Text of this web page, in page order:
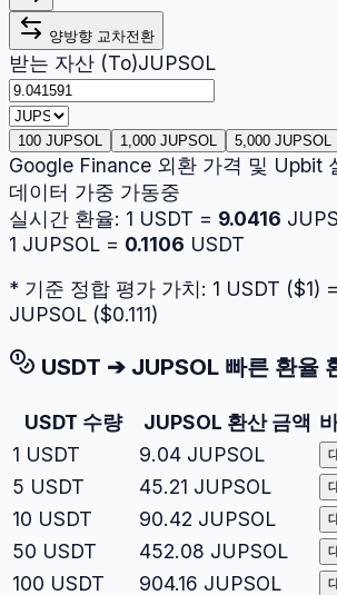
양방향 교차전환
받는 자산 (To)JUPSOL
100 JUPSOL 1,000 JUPSOL 5,000 JUPSOL
Google Finance 외환 가격 및 Upbit
데이터 가중 가동중
실시간 환율: 1 USDT = 9.0416
1 JUPSOL = 0.1106 USDT
* 기준 정합 평가 가치: 1 USDT ($1) =
JUPSOL ($0.111)
USDT ➔ JUPSOL 빠른 환율
USDT 수량 JUPSOL 환산 금액
1 USDT 9.04 JUPSOL
5 USDT 45.21 JUPSOL
10 USDT 90.42 JUPSOL
50 USDT 452.08 JUPSOL
100 USDT 904.16 JUPSOL